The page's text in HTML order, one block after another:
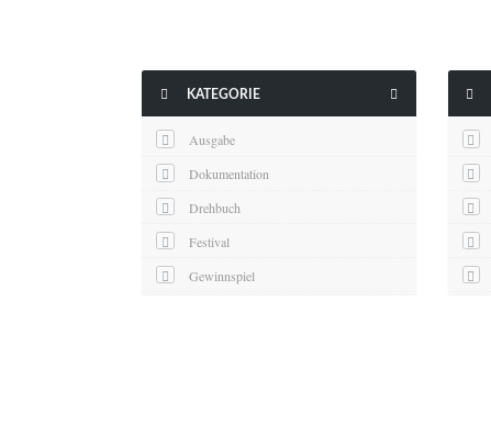
 KATEGORIE 
Ausgabe
Dokumentation
Drehbuch
Festival
Gewinnspiel
